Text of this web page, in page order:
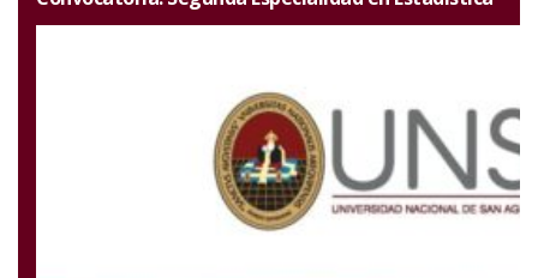
Ciencias Naturales y Formales